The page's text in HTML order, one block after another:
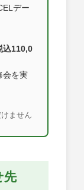
デー
込110,0
会を実
ません
先